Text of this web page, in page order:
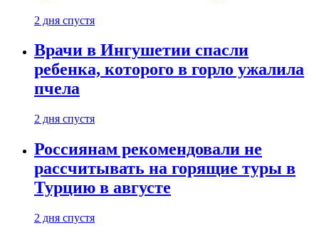
2 дня спустя
Врачи в Ингушетии спасли
ребенка, которого в горло ужалила
пчела
2 дня спустя
Россиянам рекомендовали не
рассчитывать на горящие туры в
Турцию в августе
2 дня спустя